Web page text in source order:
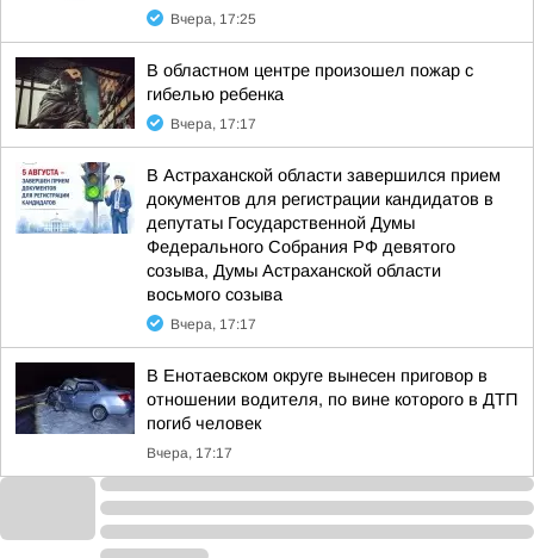
Вчера, 17:25
В областном центре произошел пожар с
гибелью ребенка
Вчера, 17:17
В Астраханской области завершился прием
документов для регистрации кандидатов в
депутаты Государственной Думы
Федерального Собрания РФ девятого
созыва, Думы Астраханской области
восьмого созыва
Вчера, 17:17
В Енотаевском округе вынесен приговор в
отношении водителя, по вине которого в ДТП
погиб человек
Вчера, 17:17